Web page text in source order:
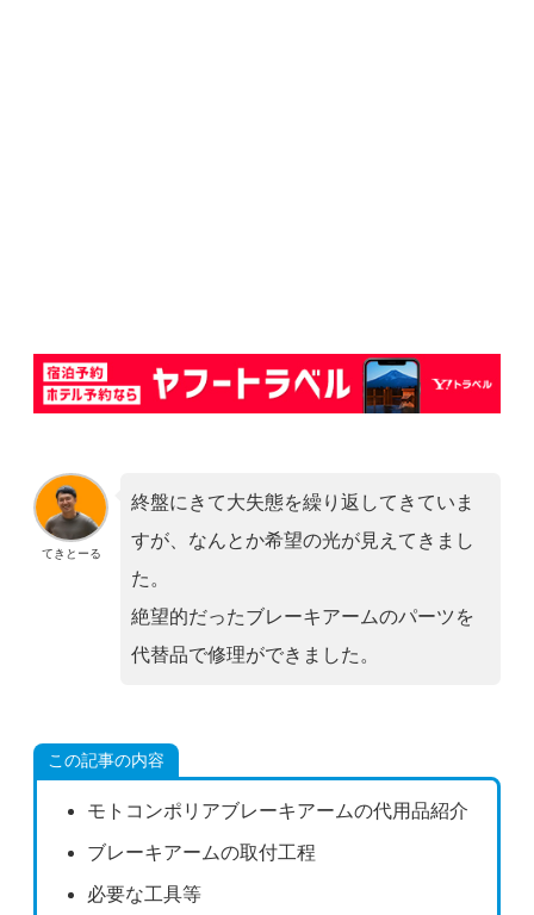
てきとーる
終盤にきて大失態を繰り返してきていま
すが、なんとか希望の光が見えてきまし
た。
絶望的だったブレーキアームのパーツを
代替品で修理ができました。
この記事の内容
モトコンポリアブレーキアームの代用品紹介
ブレーキアームの取付工程
必要な工具等